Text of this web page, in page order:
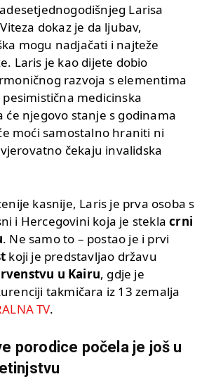
Larisa
dokaz je da ljubav,
mogu nadjačati i najteže
Laris je kao dijete dobio
razvoja s elementima
medicinska
će njegovo stanje s godinama
moći samostalno hraniti ni
čekaju invalidska
kasnije, Laris je prva osoba s
i Hercegovini koja je steklacrni
. Ne samo to – postao je i prvi
koji je predstavljao državu
u Kairu, gdje je
takmičara iz 13 zemalja
TV.
porodice počela je još u